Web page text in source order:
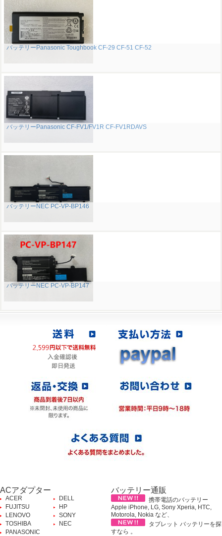
バッテリーPanasonic Toughbook CF-29 CF-51 CF-52
バッテリーPanasonic CF-FV1/FV1R CF-FV1RDAVS
バッテリーNEC PC-VP-BP146
バッテリーNEC PC-VP-BP147
ACアダプター
ACER
DELL
FUJITSU
HP
LENOVO
SONY
TOSHIBA
NEC
PANASONIC
バッテリー通販
携帯電話のバッテリー
Apple iPhone, LG, Sony Xperia, HTC,
Motorola, Nokia など、
タブレット バッテリーを探
すなら 。